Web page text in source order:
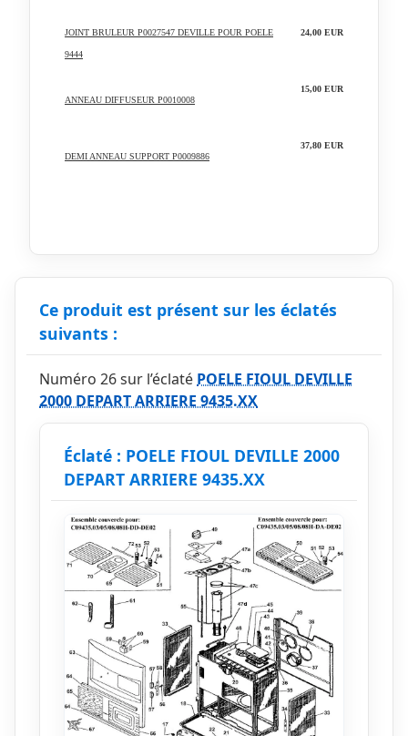
JOINT BRULEUR P0027547 DEVILLE POUR POELE
9444
24,00 EUR
ANNEAU DIFFUSEUR P0010008
15,00 EUR
DEMI ANNEAU SUPPORT P0009886
37,80 EUR
Ce produit est présent sur les éclatés
suivants :
Numéro 26 sur l’éclaté POELE FIOUL DEVILLE
2000 DEPART ARRIERE 9435.XX
Éclaté : POELE FIOUL DEVILLE 2000
DEPART ARRIERE 9435.XX